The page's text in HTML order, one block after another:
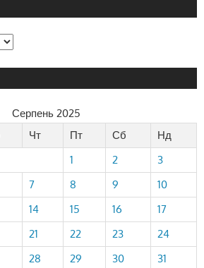
Серпень 2025
Чт Пт Сб
Нд
1
2
3
7 8 9
10
14 15 16
17
21 22 23
24
28 29 30 31